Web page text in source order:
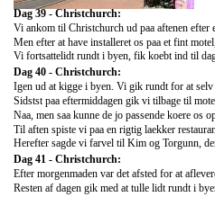
Dag 39 - Christchurch:
Vi fortsattelidt rundt i byen, fik koebt ind til dagen efter (som vi senere fandt ud af var spild, eftersom der ikke var hverken ovn
Dag 40 - Christchurch:
Herefter sagde vi farvel til Kim og Torgunn, der dagen efter skulle flyve til Auckland, hvor Kim igen skulle have lidt arbejde fra haanden, inden de floej tilbage til
Dag 41 - Christchurch: